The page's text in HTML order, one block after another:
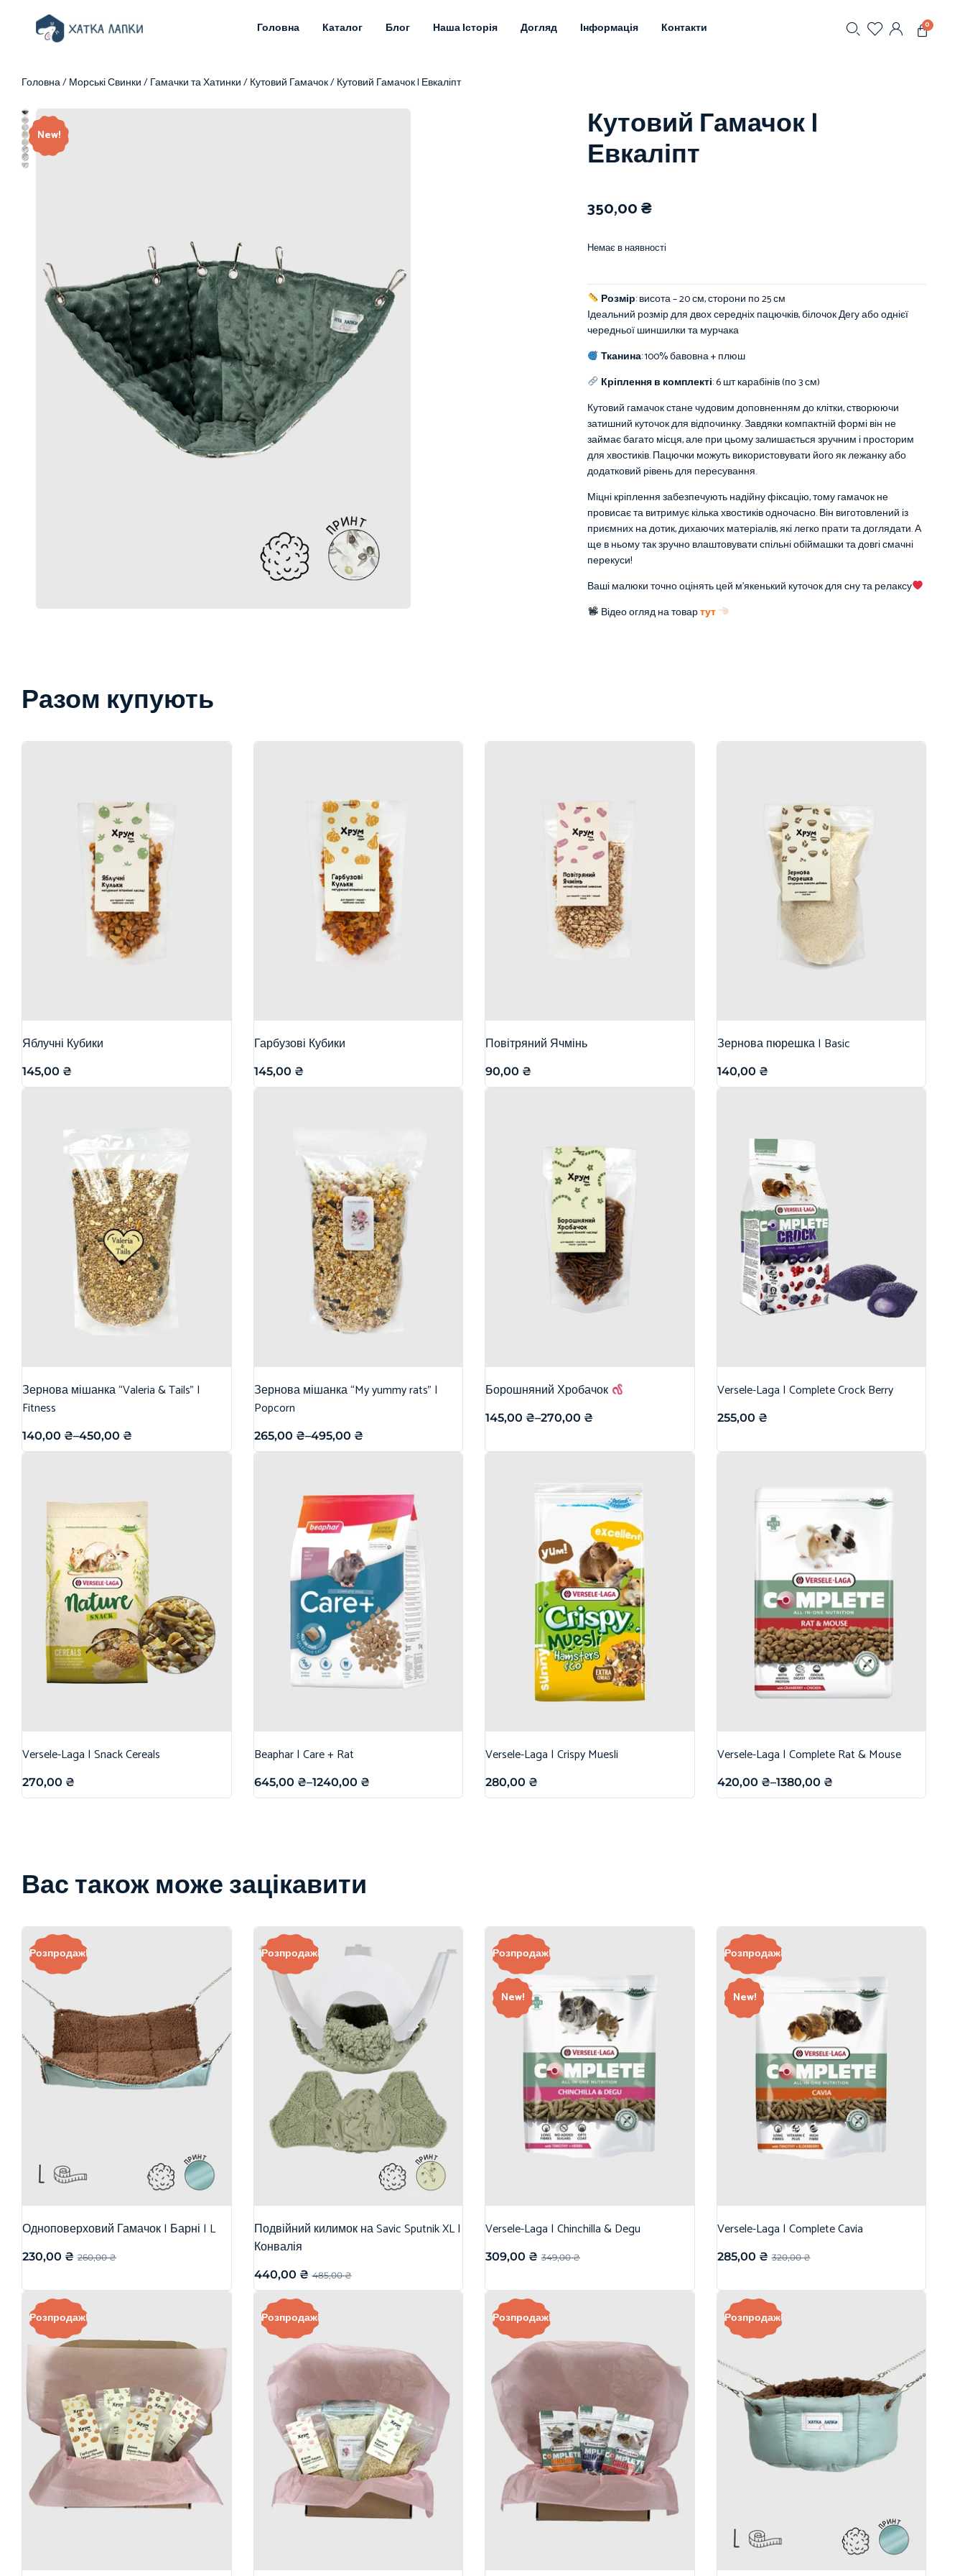
Головна Каталог Блог Наша Історія Догляд Інформація Контакти 0
Головна/Морські Свинки/Гамачки та Хатинки/Кутовий Гамачок/ Кутовий Гамачок | Евкаліпт
New! Кутовий Гамачок |
Евкаліпт
350,00₴
Немає в наявності
Розмір: висота – 20 см, сторони по 25 см
Ідеальний розмір для двох середніх пацючків, білочок Дегу або однієї
чередньої шиншилки та мурчака
Тканина:100%бавовна + плюш
Кріплення в комплекті: 6 шт карабінів (по 3 см)
Кутовий гамачок стане чудовим доповненням до клітки, створюючи
затишний куточок для відпочинку. Завдяки компактній формі він не
займає багато місця, але при цьому залишається зручним і просторим
для хвостиків. Пацючки можуть використовувати його як лежанку або
додатковий рівень для пересування.
Міцні кріплення забезпечують надійну фіксацію, тому гамачок не
провисає та витримує кілька хвостиків одночасно. Він виготовлений із
приємних на дотик, дихаючих матеріалів, які легко прати та доглядати. А
ще в ньому так зручно влаштовувати спільні обіймашки та довгі смачні
перекуси!
Ваші малюки точно оцінять цей м’якенький куточок для сну та релаксу
Відео огляд на товартут
Разом купують
Яблучні Кубики
145,00 ₴
Гарбузові Кубики
145,00 ₴
Повітряний Ячмінь
90,00 ₴
Зернова пюрешка | Basic
140,00 ₴
Зернова мішанка “Valeria & Tails” |
Fitness
140,00 ₴–450,00 ₴
Зернова мішанка “My yummy rats” |
Popcorn
265,00 ₴–495,00 ₴
Борошняний Хробачок
145,00 ₴–270,00 ₴
Versele-Laga | Complete Crock Berry
255,00 ₴
Versele-Laga | Snack Cereals
270,00 ₴
Beaphar | Care + Rat
645,00 ₴–1240,00 ₴
Versele-Laga | Crispy Muesli
280,00 ₴
Versele-Laga | Complete Rat & Mouse
420,00 ₴–1380,00 ₴
Вас також може зацікавити
Розпродаж!
Одноповерховий Гамачок | Барні | L
260,00₴
230,00 ₴
Розпродаж!
Подвійний килимок на Savic Sputnik XL |
Конвалія
485,00₴
440,00 ₴
New!
Розпродаж!
Versele-Laga | Chinchilla & Degu
349,00₴
309,00 ₴
New!
Розпродаж!
Versele-Laga | Complete Cavia
320,00₴
285,00 ₴
Розпродаж! Розпродаж! Розпродаж! Розпродаж!